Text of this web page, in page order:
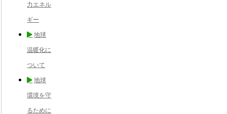
力エネル
ギー
地球
温暖化に
ついて
地球
環境を守
るために